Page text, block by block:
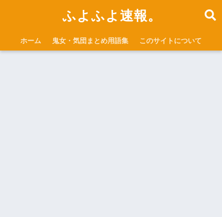
ふよふよ速報。
ホーム 鬼女・気団まとめ用語集 このサイトについて